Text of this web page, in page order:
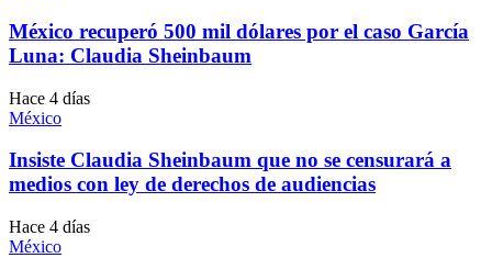
México recuperó 500 mil dólares por el caso García
Luna: Claudia Sheinbaum
Hace 4 días
México
Insiste Claudia Sheinbaum que no se censurará a
medios con ley de derechos de audiencias
Hace 4 días
México